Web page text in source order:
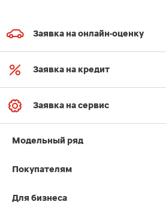
Заявка на онлайн-оценку
Заявка на кредит
Заявка на сервис
Модельный ряд
Покупателям
Для бизнеса